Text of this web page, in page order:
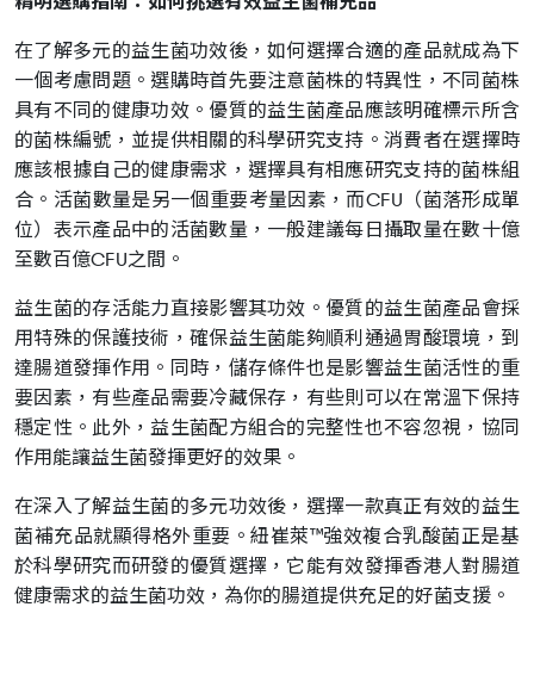
在了解多元的益生菌功效後，如何選擇合適的產品就成為下
一個考慮問題。選購時首先要注意菌株的特異性，不同菌株
具有不同的健康功效。優質的益生菌產品應該明確標示所含
的菌株編號，並提供相關的科學研究支持。消費者在選擇時
應該根據自己的健康需求，選擇具有相應研究支持的菌株組
合。活菌數量是另一個重要考量因素，而CFU（菌落形成單
位）表示產品中的活菌數量，一般建議每日攝取量在數十億
至數百億CFU之間。
益生菌的存活能力直接影響其功效。優質的益生菌產品會採
用特殊的保護技術，確保益生菌能夠順利通過胃酸環境，到
達腸道發揮作用。同時，儲存條件也是影響益生菌活性的重
要因素，有些產品需要冷藏保存，有些則可以在常溫下保持
穩定性。此外，益生菌配方組合的完整性也不容忽視，協同
作用能讓益生菌發揮更好的效果。
在深入了解益生菌的多元功效後，選擇一款真正有效的益生
菌補充品就顯得格外重要。紐崔萊™強效複合乳酸菌正是基
於科學研究而研發的優質選擇，它能有效發揮香港人對腸道
健康需求的益生菌功效，為你的腸道提供充足的好菌支援。